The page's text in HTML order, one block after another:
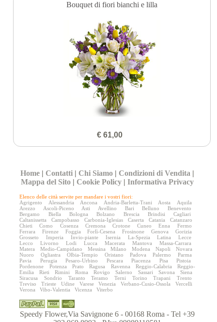
Bouquet di fiori bianchi e lilla
€ 61,00
Home | Contatti | Chi Siamo | Condizioni di Vendita |
Mappa del Sito | Cookie Policy |Informativa Privacy
Elenco delle città servite per mandare i vostri fiori:
Agrigento
Alessandria Ancona Andria-Barletta-Trani Aosta
Aquila
Arezzo
Ascoli-Piceno Asti Avellino Bari Belluno
Benevento
Bergamo
Biella Bologna Bolzano Brescia Brindisi
Cagliari
Caltanissetta
Campobasso Carbonia-Iglesias Caserta Catania
Catanzaro
Chieti
Como Cosenza Cremona Crotone Cuneo Enna
Fermo
Ferrara
Firenze Foggia Forlì-Cesena Frosinone Genova
Gorizia
Grosseto
Imperia Invio-piante Isernia La-Spezia Latina
Lecce
Lecco
Livorno Lodi Lucca Macerata Mantova
Massa-Carrara
Matera
Medio-Campidano Messina Milano Modena Napoli
Novara
Nuoro
Ogliastra Olbia-Tempio Oristano Padova Palermo
Parma
Pavia
Perugia Pesaro-Urbino Pescara Piacenza Pisa
Pistoia
Pordenone
Potenza Prato Ragusa Ravenna Reggio-Calabria
Reggio-
Emilia
Rieti Rimini Roma Rovigo Salerno Sassari Savona
Siena
Siracusa
Sondrio Taranto Teramo Terni Torino Trapani
Trento
Treviso
Trieste Udine Varese Venezia Verbano-Cusio-Ossola
Vercelli
Verona
Vibo-Valentia Vicenza Viterbo
Speedy Flower,Via Savignone 6 - 00168 Roma - Tel +39